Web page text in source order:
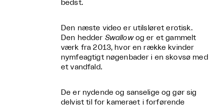
bedst.
Den næste video er utilsløret erotisk.
Den hedder Swallowog er et gammelt
værk fra 2013, hvor en række kvinder
nymfeagtigt nøgenbader i en skovsø med
et vandfald.
De er nydende og sanselige og gør sig
delvist til for kameraet i forførende